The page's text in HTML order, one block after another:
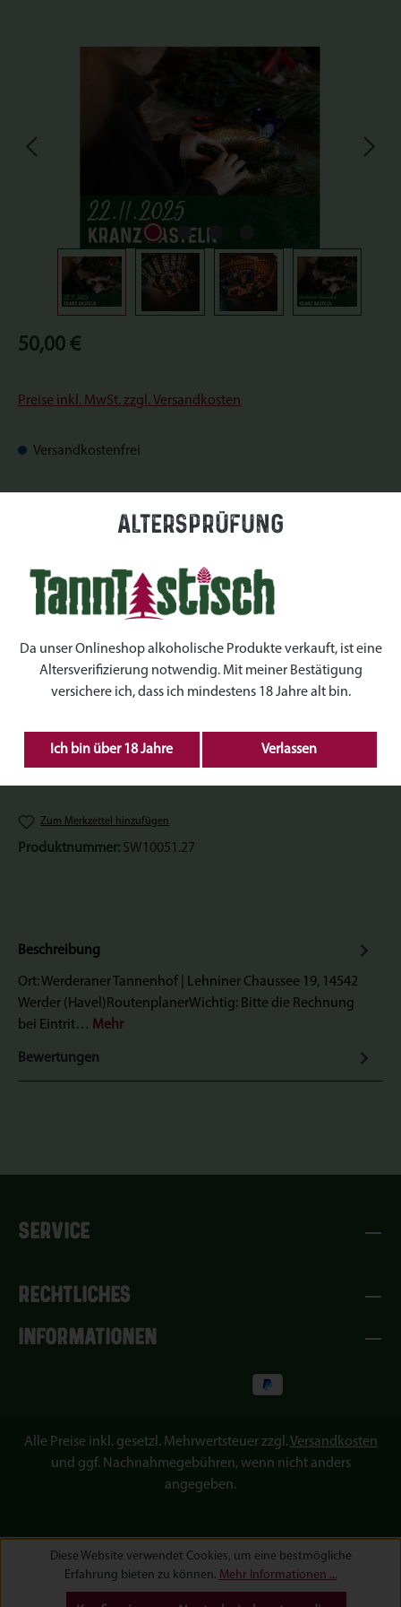
Regulärer Preis:
50,00 €
Preise inkl. MwSt. zzgl. Versandkosten
Versandkostenfrei
Uhrzeitenauswählen
auswählen
Produkt Anzahl: Gib den gewünschten Wert
IN DEN WARENKORB
Zum Merkzettel hinzufügen
Produktnummer: SW10051.27
Beschreibung
Ort: Werderaner Tannenhof | Lehniner Chaussee 19, 14542
Werder (Havel)RoutenplanerWichtig: Bitte die Rechnung
bei Eintrit… Mehr
Bewertungen
SERVICE
RECHTLICHES
INFORMATIONEN
Alle Preise inkl. gesetzl. Mehrwertsteuer zzgl. Versandkosten
und ggf. Nachnahmegebühren, wenn nicht anders
angegeben.
Diese Website verwendet Cookies, um eine bestmögliche
Erfahrung bieten zu können. Mehr Informationen ...
Altersprüfung
Da unser Onlineshop alkoholische Produkte verkauft, ist eine
Altersverifizierung notwendig. Mit meiner Bestätigung
versichere ich, dass ich mindestens 18 Jahre alt bin.
Ich bin über 18 Jahre Verlassen